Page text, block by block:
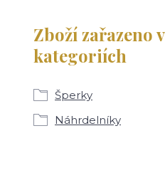
Zboží zařazeno v
kategoriích
Šperky
Náhrdelníky